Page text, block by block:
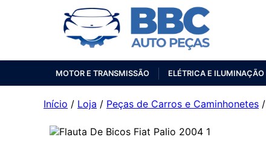
MOTOR E TRANSMISSÃO ELÉTRICA E ILUMINAÇÃO
Início / Loja / Peças de Carros e Caminhonetes /